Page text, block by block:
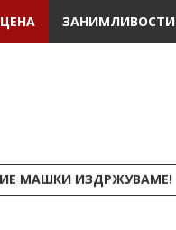
ЗАНИМЛИВОСТИ
МАШКИ ИЗДРЖУВАМЕ!